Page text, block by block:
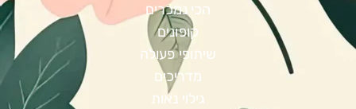
הכי נמכרים
קופונים
שיתופי פעולה
מדריכים
גילוי נאות